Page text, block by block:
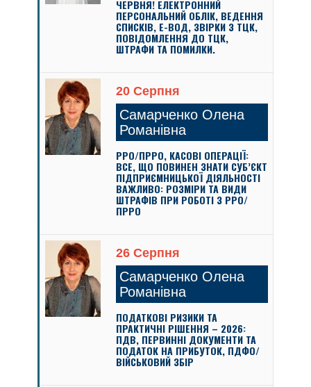
ЧЕРВНЯ! ЕЛЕКТРОННИЙ
ПЕРСОНАЛЬНИЙ ОБЛІК, ВЕДЕННЯ
СПИСКІВ, Е-ВОД, ЗВІРКИ З ТЦК,
ПОВІДОМЛЕННЯ ДО ТЦК,
ШТРАФИ ТА ПОМИЛКИ.
20 Серпня
Самарченко Олена
Романівна
РРО/ПРРО, КАСОВІ ОПЕРАЦІЇ:
ВСЕ, ЩО ПОВИНЕН ЗНАТИ СУБ’ЄКТ
ПІДПРИЄМНИЦЬКОЇ ДІЯЛЬНОСТІ
ВАЖЛИВО: РОЗМІРИ ТА ВИДИ
ШТРАФІВ ПРИ РОБОТІ З РРО/
ПРРО
26 Серпня
Самарченко Олена
Романівна
ПОДАТКОВІ РИЗИКИ ТА
ПРАКТИЧНІ РІШЕННЯ – 2026:
ПДВ, ПЕРВИННІ ДОКУМЕНТИ ТА
ПОДАТОК НА ПРИБУТОК, ПДФО/
ВІЙСЬКОВИЙ ЗБІР